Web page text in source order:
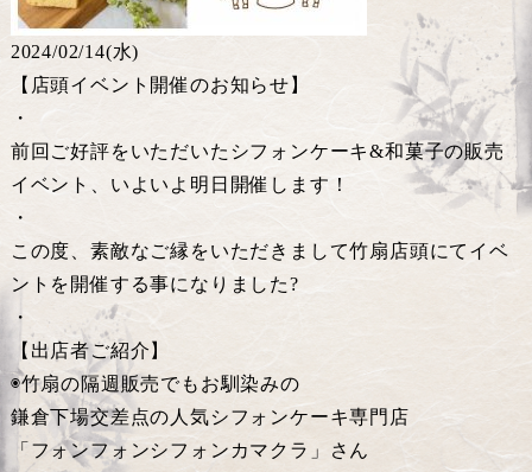
2024/02/14(水)
【店頭イベント開催のお知らせ】
・
前回ご好評をいただいたシフォンケーキ&和菓子の販売
イベント、いよいよ明日開催します！
・
この度、素敵なご縁をいただきまして竹扇店頭にてイベ
ントを開催する事になりました?
・
【出店者ご紹介】
◉竹扇の隔週販売でもお馴染みの
鎌倉下場交差点の人気シフォンケーキ専門店
「フォンフォンシフォンカマクラ」さん